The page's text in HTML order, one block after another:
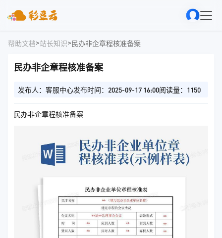
帮助文档>站长知识>民办非企章程核准备案
民办非企章程核准备案
发布人：客服中心发布时间：2025-09-17 16:00阅读量：1150
民办非企章程核准备案